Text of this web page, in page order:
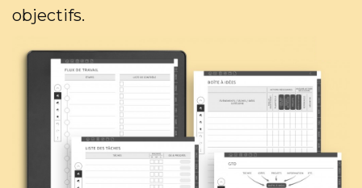
objectifs.